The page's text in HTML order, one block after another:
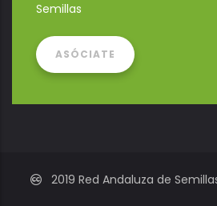
Semillas
ASÓCIATE
2019 Red Andaluza de